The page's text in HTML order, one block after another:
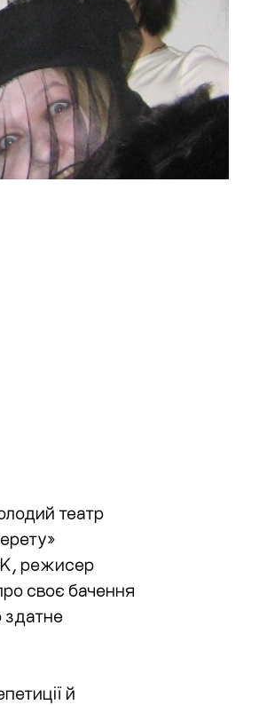
театр
режисер
своє бачення
здатне
й